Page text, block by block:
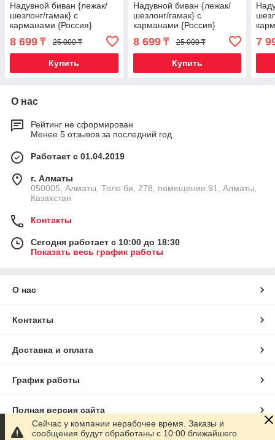
Надувной биван {лежак/
шезлонг/гамак} с
карманами {Россия}
8 699 ₸ 25 000 ₸
Купить
Надувной биван {лежак/
шезлонг/гамак} с
карманами {Россия}
8 699₸ 25 000 ₸
Купить
7
О нас
Рейтинг не сформирован
Менее 5 отзывов за последний год
Работает с 01.04.2019
г. Алматы
050005, Алматы, Толе би, 278, помещение 91, Алматы,
Казахстан
Контакты
Сегодня работает с 10:00 до 18:30
Показать весь график работы
О нас
Контакты
Доставка и оплата
График работы
Полная версия сайта
Сейчас у компании нерабочее время. Заказы и
сообщения будут обработаны с 10:00 ближайшего